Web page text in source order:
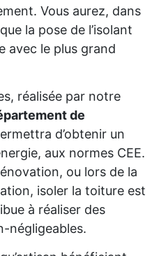
Vous aurez, dans
la pose de l’isolant
avec le plus grand
réalisée par notre
de
d’obtenir un
aux normes CEE.
ou lors de la
isoler la toiture est
à réaliser des
négligeables.